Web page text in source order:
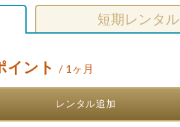
短期レンタル
イント / 1ヶ月
レンタル追加